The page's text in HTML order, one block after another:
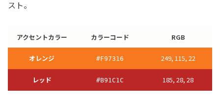
スト。
アクセントカラー カラーコード RGB
オレンジ #F97316 249, 115, 22
レッ ド #B91C1C 185, 28, 28